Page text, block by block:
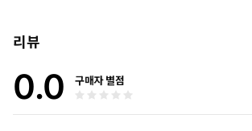
인스타그램 @carrotpass
리뷰
0.0 구매자 별점